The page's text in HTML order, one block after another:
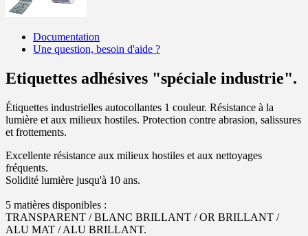
Documentation
Une question, besoin d'aide ?
Etiquettes adhésives "spéciale industrie".
Étiquettes industrielles autocollantes 1 couleur. Résistance à la
lumière et aux milieux hostiles. Protection contre abrasion, salissures
et frottements.
Excellente résistance aux milieux hostiles et aux nettoyages
fréquents.
Solidité lumière jusqu'à 10 ans.
5 matières disponibles :
TRANSPARENT / BLANC BRILLANT / OR BRILLANT /
ALU MAT / ALU BRILLANT.